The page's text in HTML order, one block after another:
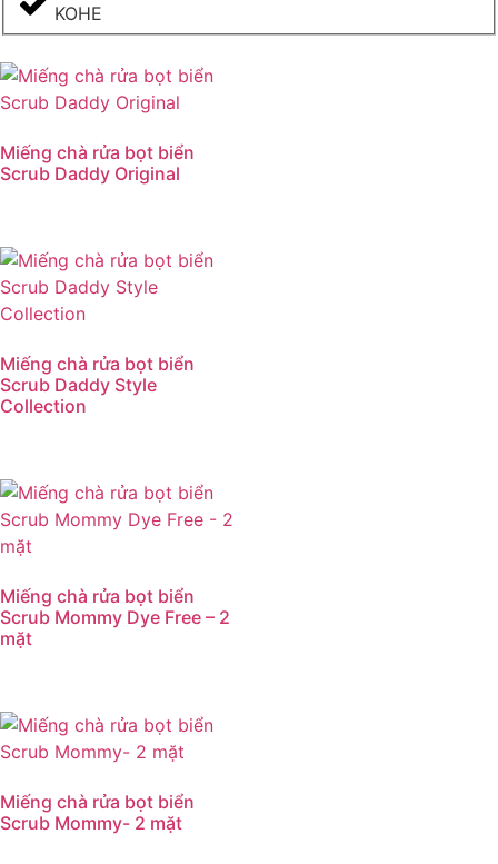
KOHE
Miếng chà rửa bọt biển
Scrub Daddy Original
Miếng chà rửa bọt biển
Scrub Daddy Style
Collection
Miếng chà rửa bọt biển
Scrub Mommy Dye Free – 2
mặt
Miếng chà rửa bọt biển
Scrub Mommy- 2 mặt